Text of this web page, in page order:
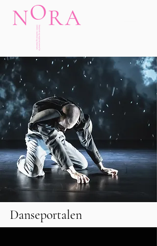
Danseportalen